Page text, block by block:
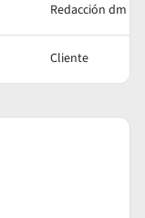
Redacción dm
Cliente